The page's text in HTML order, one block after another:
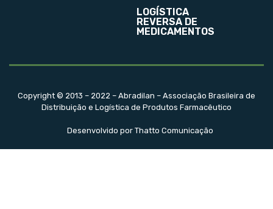
LOGÍSTICA
REVERSA DE
MEDICAMENTOS
Copyright © 2013 – 2022 – Abradilan – Associação Brasileira de
Distribuição e Logística de Produtos Farmacêutico
Desenvolvido por Thatto Comunicação